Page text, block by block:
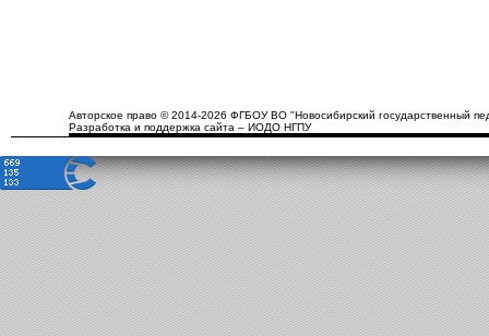
Авторское право © 2014-2026 ФГБОУ ВО "Новосибирский государственный
Разработка и поддержка сайта – ИОДО НГПУ